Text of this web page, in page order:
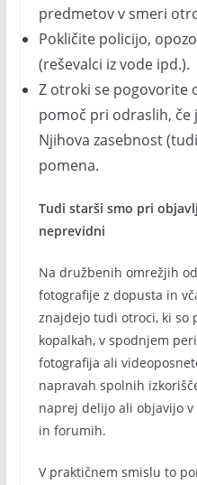
predmetov v smeri
Pokličite policijo,
(reševalci iz vode ipd.).
Z otroki se pogovorite
pomoč pri odraslih,
Njihova zasebnost
pomena.
Tudi starši smo pri
neprevidni
Na družbenih omrežjih
fotografije z dopusta in
znajdejo tudi otroci, ki so
kopalkah, v spodnjem
fotografija ali
napravah spolnih
naprej delijo ali objavijo
in forumih.
V praktičnem smislu to